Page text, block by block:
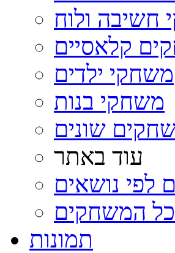
חשיבה ולוח
קלאסיים
משחקי ילדים
משחקי בנות
שונים
עוד באתר
לפי נושאים
כל המשחקים
תמונות